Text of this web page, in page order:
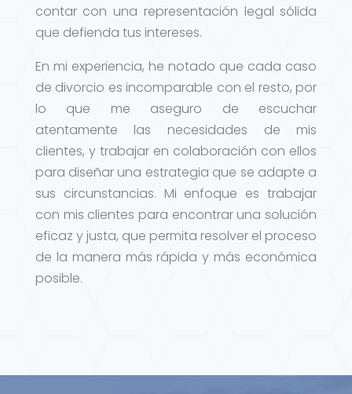
contar con una representación legal sólida
que defienda tus intereses.
En mi experiencia, he notado que cada caso
de divorcio es incomparable con el resto, por
lo que me aseguro de escuchar
atentamente las necesidades de mis
clientes, y trabajar en colaboración con ellos
para diseñar una estrategia que se adapte a
sus circunstancias. Mi enfoque es trabajar
con mis clientes para encontrar una solución
eficaz y justa, que permita resolver el proceso
de la manera más rápida y más económica
posible.